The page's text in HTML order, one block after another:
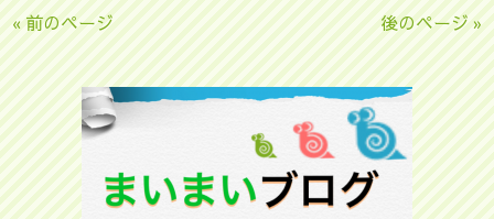
« 前のページ 後のページ »